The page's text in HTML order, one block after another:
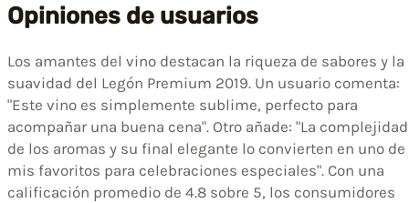
Opiniones de usuarios
Los amantes del vino destacan la riqueza de sabores y la
suavidad del Legón Premium 2019. Un usuario comenta:
"Este vino es simplemente sublime, perfecto para
acompañar una buena cena". Otro añade: "La complejidad
de los aromas y su final elegante lo convierten en uno de
mis favoritos para celebraciones especiales". Con una
calificación promedio de 4.8 sobre 5, los consumidores